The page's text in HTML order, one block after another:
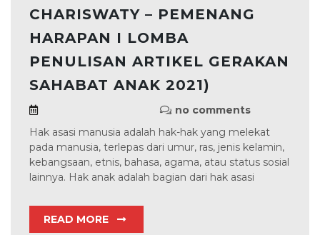
CHARISWATY – PEMENANG
HARAPAN I LOMBA
PENULISAN ARTIKEL GERAKAN
SAHABAT ANAK 2021)
no comments
Hak asasi manusia adalah hak-hak yang melekat
pada manusia, terlepas dari umur, ras, jenis kelamin,
kebangsaan, etnis, bahasa, agama, atau status sosial
lainnya. Hak anak adalah bagian dari hak asasi
READ MORE